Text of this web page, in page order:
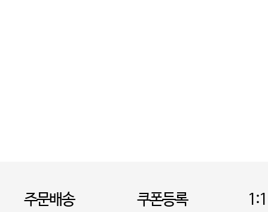
주문배송 쿠폰등록